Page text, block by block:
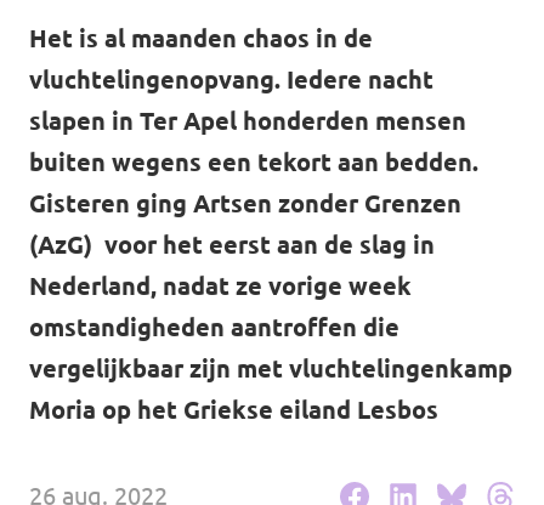
Afdelingen in de provincies
Volt Drenthe
Volt Fryslân
Volt Provincie Utrecht
...alle Volt provincies
Nieuws
Agenda
Doneer
Word lid
Word actief
Het is al maanden chaos in de
vluchtelingenopvang. Iedere nacht
slapen in Ter Apel honderden mensen
buiten wegens een tekort aan bedden.
Gisteren ging Artsen zonder Grenzen
(AzG) voor het eerst aan de slag in
Nederland, nadat ze vorige week
omstandigheden aantroffen die
vergelijkbaar zijn met vluchtelingenkamp
Moria op het Griekse eiland Lesbos
26 aug. 2022